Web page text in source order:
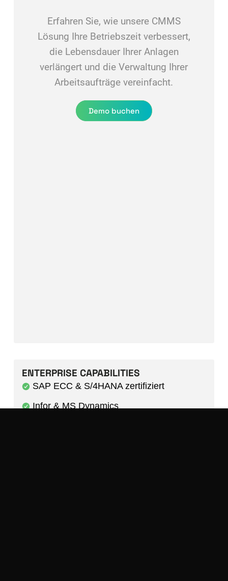
Erfahren Sie, wie unsere CMMS
Lösung Ihre Betriebszeit verbessert,
die Lebensdauer Ihrer Anlagen
verlängert und die Verwaltung Ihrer
Arbeitsaufträge vereinfacht.
Demo buchen
ENTERPRISE CAPABILITIES
SAP ECC & S/4HANA zertifiziert
Infor & MS Dynamics